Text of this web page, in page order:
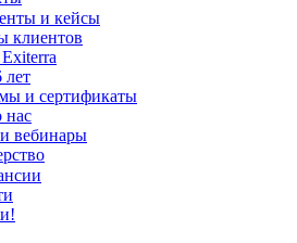
и кейсы
клиентов
и сертификаты
вебинары